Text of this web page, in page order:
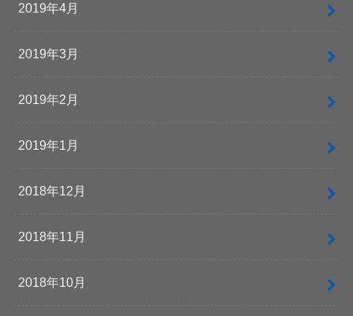
2019年4月
2019年3月
2019年2月
2019年1月
2018年12月
2018年11月
2018年10月